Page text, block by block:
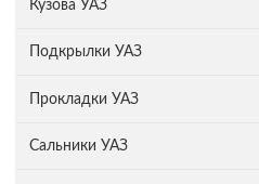
Кузова УАЗ
Подкрылки УАЗ
Прокладки УАЗ
Сальники УАЗ